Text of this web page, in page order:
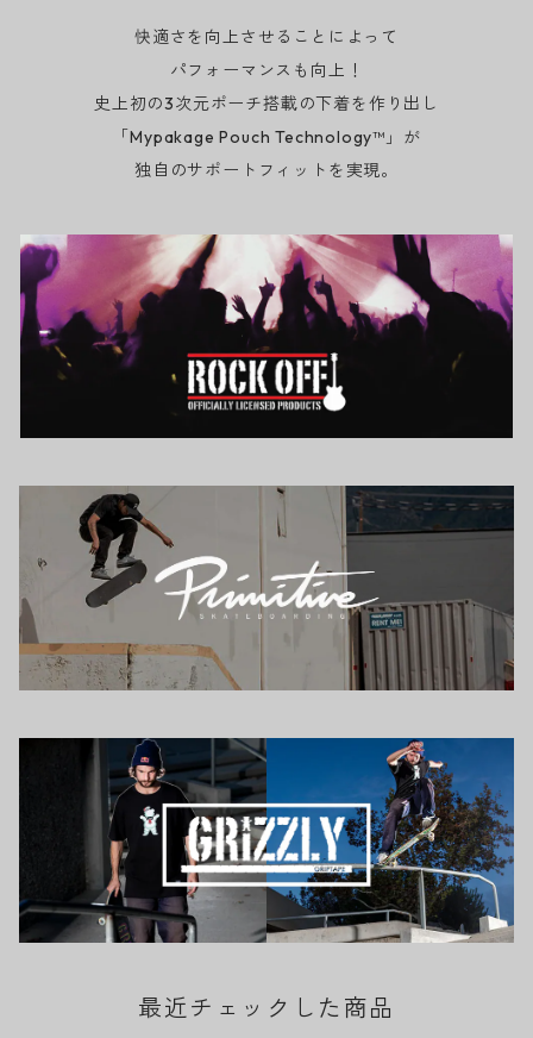
快適さを向上させることによって
パフォーマンスも向上！
史上初の3次元ポーチ搭載の下着を作り出し
「Mypakage Pouch Technology™」が
独自のサポートフィットを実現。
最近チェックした商品